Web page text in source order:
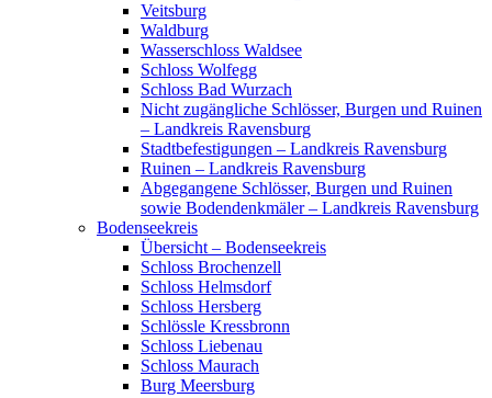
Veitsburg
Waldburg
Wasserschloss Waldsee
Schloss Wolfegg
Schloss Bad Wurzach
Nicht zugängliche Schlösser, Burgen und Ruinen
– Landkreis Ravensburg
Stadtbefestigungen – Landkreis Ravensburg
Ruinen – Landkreis Ravensburg
Abgegangene Schlösser, Burgen und Ruinen
sowie Bodendenkmäler – Landkreis Ravensburg
Bodenseekreis
Übersicht – Bodenseekreis
Schloss Brochenzell
Schloss Helmsdorf
Schloss Hersberg
Schlössle Kressbronn
Schloss Liebenau
Schloss Maurach
Burg Meersburg